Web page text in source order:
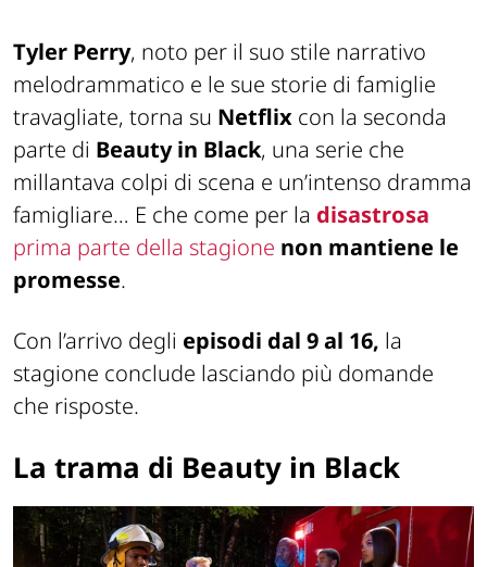
Tyler Perry, noto per il suo stile narrativo
melodrammatico e le sue storie di famiglie
travagliate, torna su Netflix con la seconda
parte di Beauty in Black, una serie che
millantava colpi di scena e un’intenso dramma
famigliare… E che come per la disastrosa
prima parte della stagione non mantiene le
promesse.
Con l’arrivo degli episodi dal 9 al 16, la
stagione conclude lasciando più domande
che risposte.
La trama di Beauty in Black